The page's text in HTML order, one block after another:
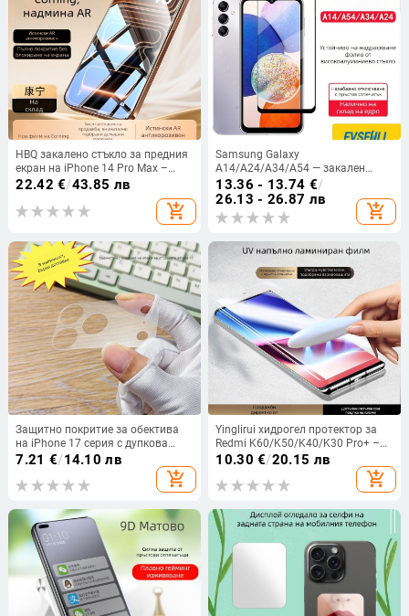
HBQ закалено стъкло за предния
екран на iPhone 14 Pro Max –
антиотразително, защита на
22.42 €/43.85 лв
add_shopping_cart
Samsung Galaxy
A14/A24/A34/A54 — закален
протектор за екран, пълно
покритие, пълна адхезия,
удароустойчив, антиотпечатък
13.36 - 13.74 €/
26.13 - 26.87 лв
add_shopping_cart
Защитно покритие за обектива
на iPhone 17 серия с дупкова
основа – матово, HD, против
отпечатъци и против падане
7.21 €/14.10 лв
add_shopping_cart
Yinglirui хидрогел протектор за
Redmi K60/K50/K40/K30 Pro+ –
UV пълно залепване, фронтален
самовъзстановяващ се
10.30 €/20.15 лв
add_shopping_cart